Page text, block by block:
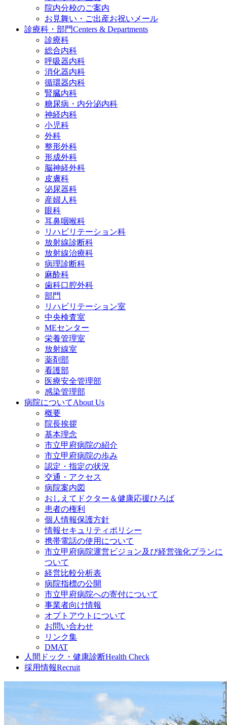
院内分校のご案内
お見舞い・ご出産お祝いメール
診療科・部門Centers & Departments
診療科
総合内科
呼吸器内科
消化器内科
循環器内科
腎臓内科
糖尿病・内分泌内科
神経内科
小児科
外科
整形外科
形成外科
脳神経外科
皮膚科
泌尿器科
産婦人科
眼科
耳鼻咽喉科
リハビリテーション科
放射線診断科
放射線治療科
病理診断科
麻酔科
歯科口腔外科
部門
リハビリテーション室
中央検査室
MEセンター
栄養管理室
放射線室
薬剤部
看護部
医療安全管理部
感染管理部
病院についてAbout Us
概要
院長挨拶
基本理念
市立甲府病院の紹介
市立甲府病院の歩み
認定・指定の状況
交通・アクセス
病院案内図
おしえてドクター＆健康応援ひろば
患者の権利
個人情報保護方針
情報セキュリティポリシー
携帯電話の使用について
市立甲府病院運営ビジョン及び経営強化プランに
ついて
経営比較分析表
病院指標の公開
市立甲府病院への寄付について
事業者向け情報
オプトアウトについて
お問い合わせ
リンク集
DMAT
人間ドック・健康診断Health Check
採用情報Recruit